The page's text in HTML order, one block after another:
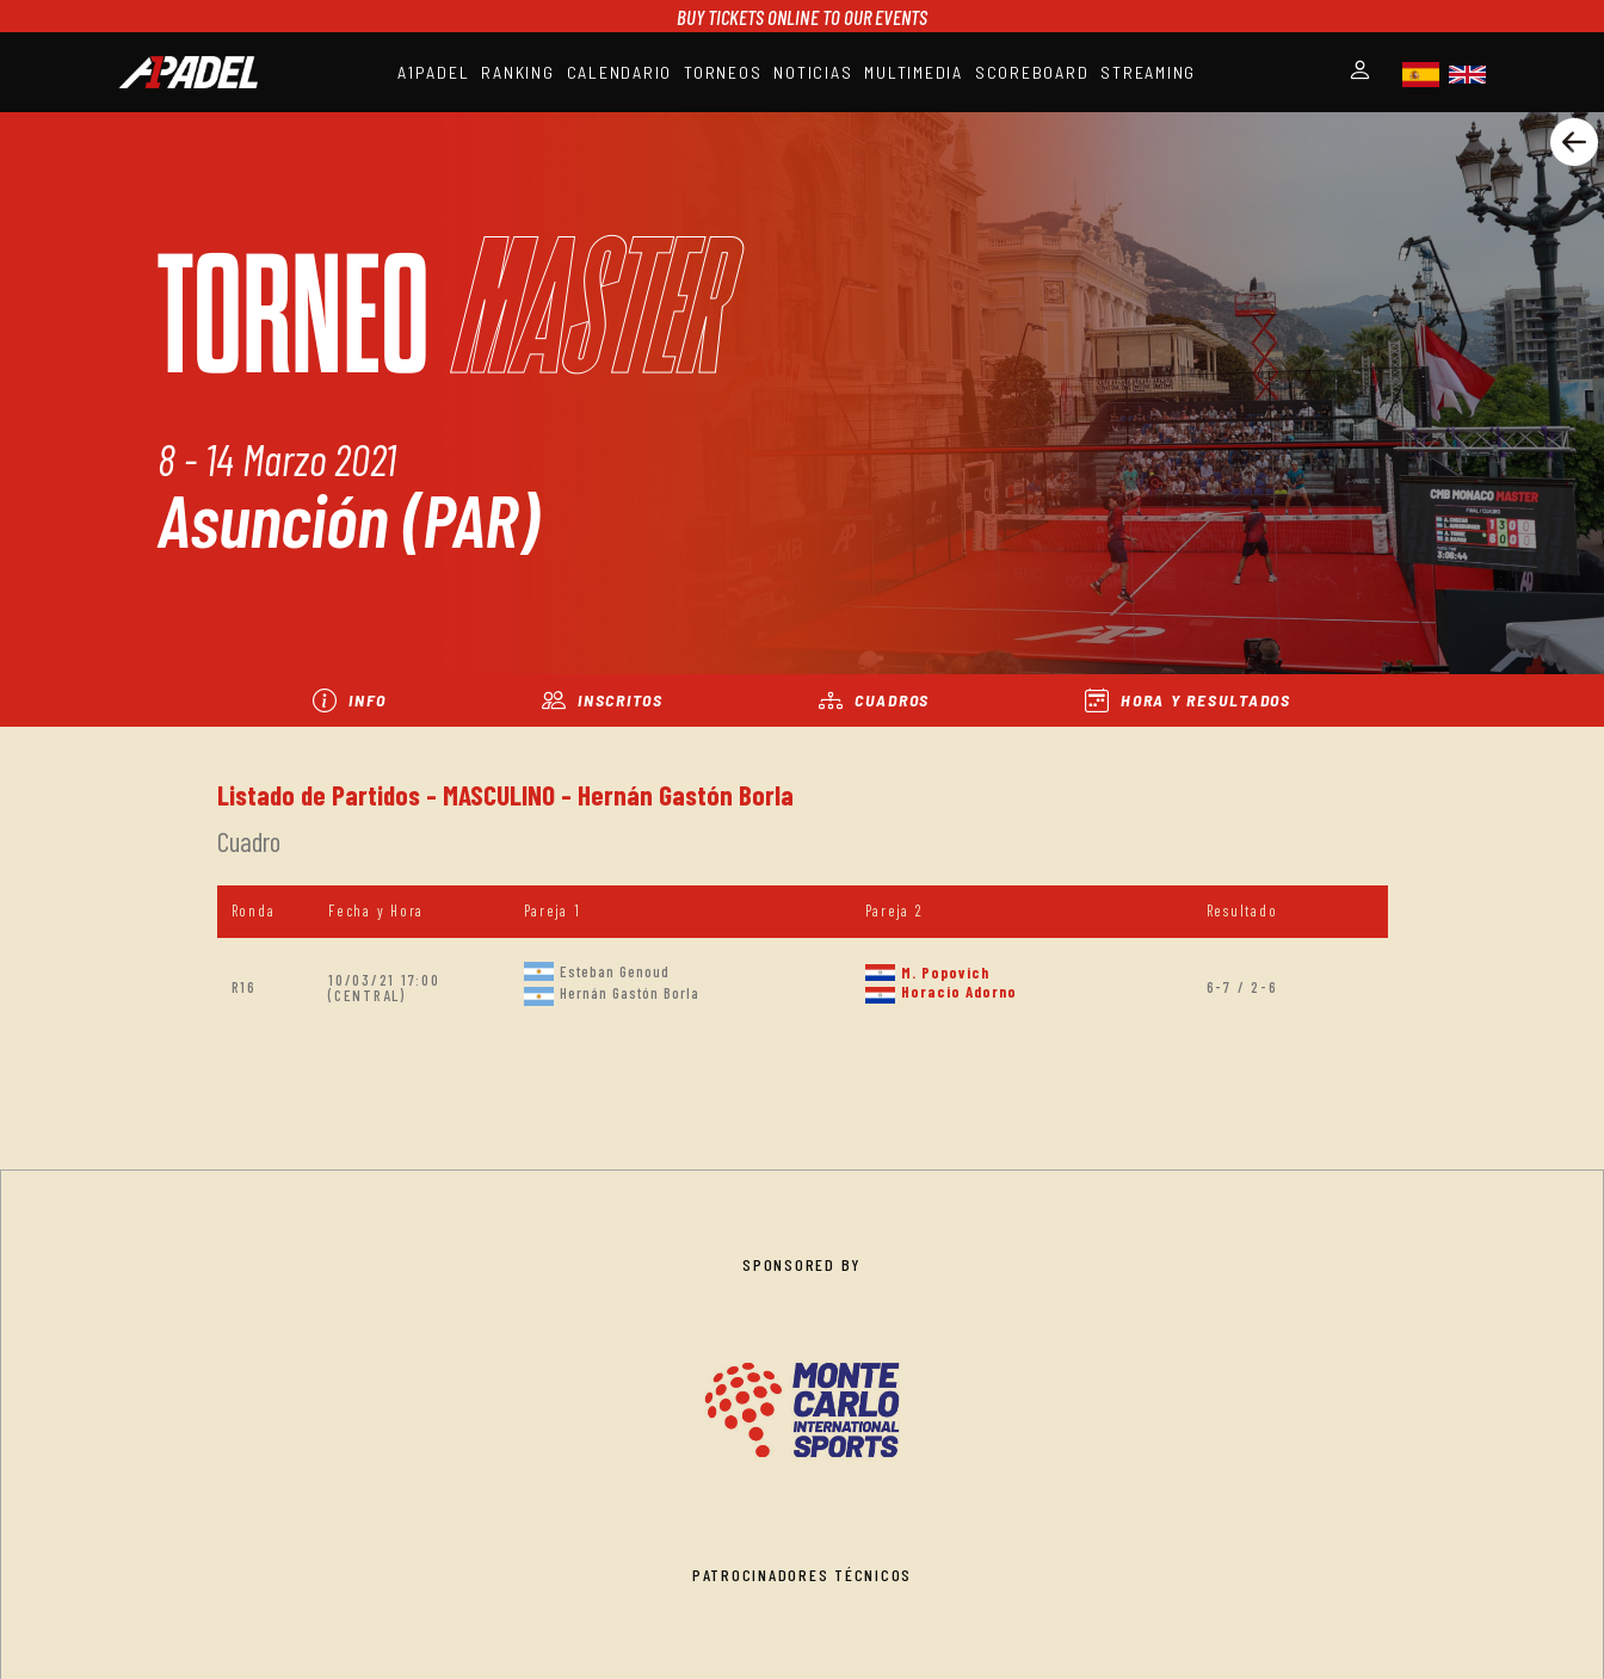
BUY TICKETS ONLINE TO OUR EVENTS
A1PADEL RANKING CALENDARIO TORNEOS NOTICIAS MULTIMEDIA SCOREBOARD STREAMING
SCOREBOARD
TORNEOMaster
8 - 14 Marzo 2021
Asunción (PAR)
INFO INSCRITOS CUADROS HORA Y RESULTADOS
Listado de Partidos - MASCULINO - Hernán Gastón Borla
Cuadro
Ronda Fecha y Hora Pareja 1 Pareja 2 Resultado
R16
10/03/21 17:00
(CENTRAL)
Esteban Genoud
Hernán Gastón Borla
M. Popovich
Horacio Adorno
6-7 / 2-6
SPONSORED BY
PATROCINADORES TÉCNICOS